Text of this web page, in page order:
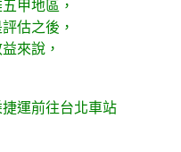
甲地區，
估之後，
來說，
運前往台北車站